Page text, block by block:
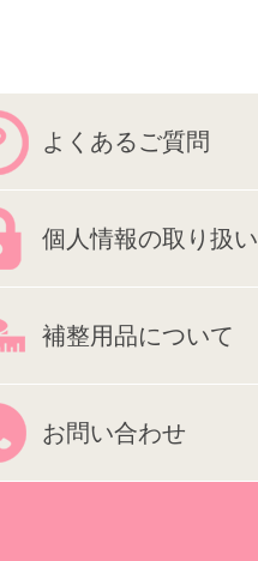
よくあるご質問
個人情報の取り扱い
補整用品について
お問い合わせ